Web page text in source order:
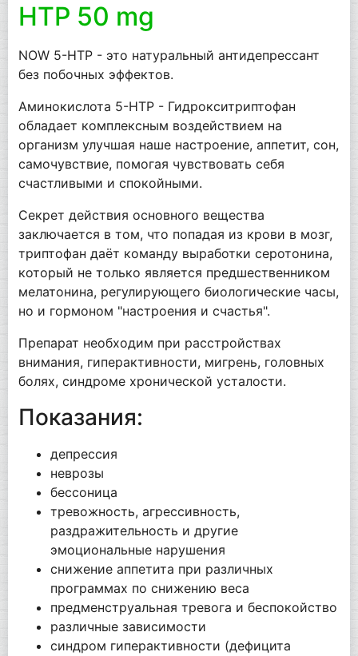
HTP 50 mg
NOW 5-HTP - это натуральный антидепрессант
без побочных эффектов.
Аминокислота 5-HTP - Гидрокситриптофан
обладает комплексным воздействием на
организм улучшая наше настроение, аппетит, сон,
самочувствие, помогая чувствовать себя
счастливыми и спокойными.
Секрет действия основного вещества
заключается в том, что попадая из крови в мозг,
триптофан даёт команду выработки серотонина,
который не только является предшественником
мелатонина, регулирующего биологические часы,
но и гормоном "настроения и счастья".
Препарат необходим при расстройствах
внимания, гиперактивности, мигрень, головных
болях, синдроме хронической усталости.
Показания:
депрессия
неврозы
бессоница
тревожность, агрессивность,
раздражительность и другие
эмоциональные нарушения
снижение аппетита при различных
программах по снижению веса
предменструальная тревога и беспокойство
различные зависимости
синдром гиперактивности (дефицита